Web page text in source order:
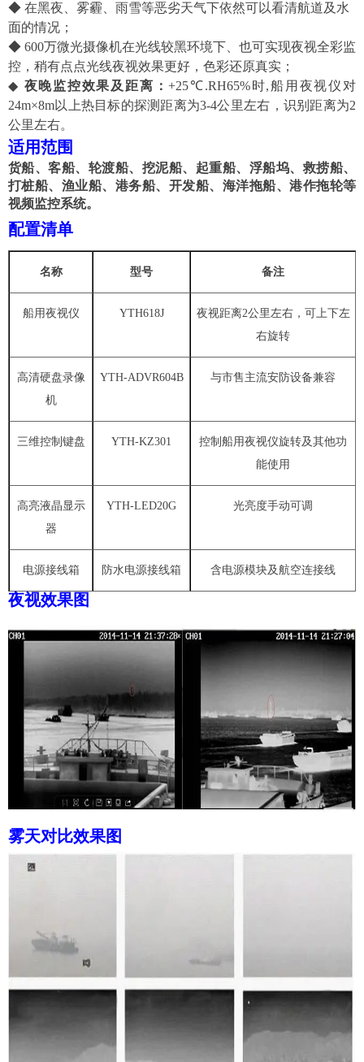
◆ 在黑夜、雾霾、雨雪等恶劣天气下依然可以看清航道及水
面的情况；
◆ 600万微光摄像机在光线较黑环境下、也可实现夜视全彩监
控，稍有点点光线夜视效果更好，色彩还原真实；
◆ 夜晚监控效果及距离：+25℃.RH65%时,船用夜视仪 对
24m×8m以上热目标的探测 距离为3-4公里左右 ， 识别 距离为2
公里左右。
适用范围
货船、客船、 轮渡船、 挖泥船、起重船、浮船坞、救捞船、
打桩船、 渔业船、 港务船、 开发船、 海洋拖船、港作拖轮等
视频监控系统。
配置清单
名称 型号 备注
船用夜视仪 YTH618J 夜视距离2公里左右，可上下左
右旋转
高清硬盘录像
机
YTH-ADVR604B 与市售主流安防设备兼容
三维控制键盘 YTH-KZ301
控制船用夜视仪旋转及其他功
能使用
高亮液晶显示
器
YTH-LED20G 光亮度手动可调
电源接线箱 防水电源接线箱 含电源模块及航空连接线
夜视效果图
雾天对比效果图